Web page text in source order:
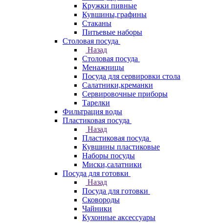
Кружки пивные
Кувшины,графины
Стаканы
Питьевые наборы
Столовая посуда
Назад
Столовая посуда
Менажницы
Посуда для сервировки стола
Салатники,креманки
Сервировочные приборы
Тарелки
Фильтрация воды
Пластиковая посуда
Назад
Пластиковая посуда
Кувшины пластиковые
Наборы посуды
Миски,салатники
Посуда для готовки
Назад
Посуда для готовки
Сковороды
Чайники
Кухонные аксессуары